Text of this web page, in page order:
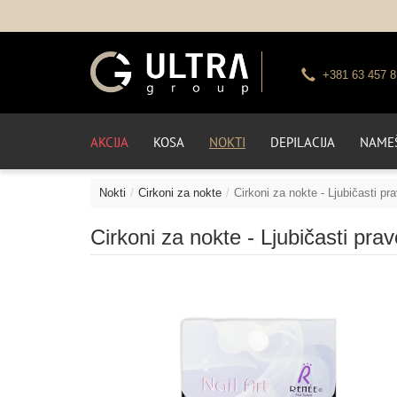
+381 63 457
AKCIJA KOSA NOKTI DEPILACIJA
Nokti Cirkoni za nokte Cirkoni za nokte - Ljubičasti
Cirkoni za nokte - Ljubičasti